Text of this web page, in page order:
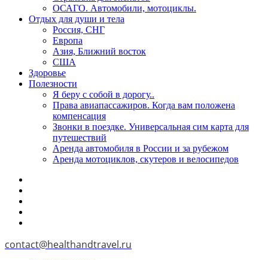
ОСАГО. Автомобили, мотоциклы.
Отдых для души и тела
Россия, СНГ
Европа
Азия, Ближний восток
США
Здоровье
Полезности
Я беру с собой в дорогу..
Права авиапассажиров. Когда вам положена
компенсация
Звонки в поездке. Универсальная сим карта для
путешествий
Аренда автомобиля в России и за рубежом
Аренда мотоциклов, скутеров и велосипедов
contact@healthandtravel.ru